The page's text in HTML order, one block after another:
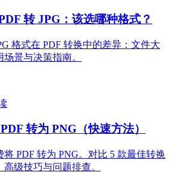
转 JPG：该选哪种格式？
格式在 PDF 转换中的差异：文件大
景与决策指南。
转为 PNG（快速方法）
PDF 转为 PNG。对比 5 款最佳转换
级技巧与问题排查。